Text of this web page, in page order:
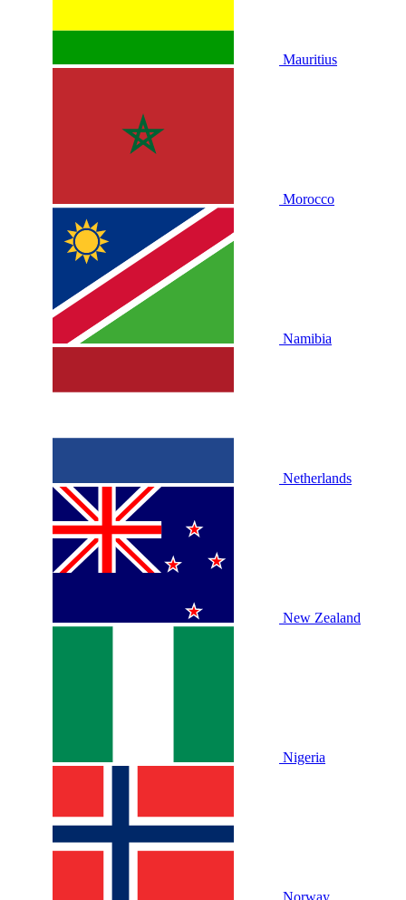
Mauritius
Morocco
Namibia
Netherlands
New Zealand
Nigeria
Norway